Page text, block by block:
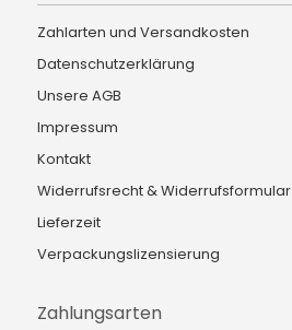
Zahlarten und Versandkosten
Datenschutzerklärung
Unsere AGB
Impressum
Kontakt
Widerrufsrecht & Widerrufsformular
Lieferzeit
Verpackungslizensierung
Zahlungsarten